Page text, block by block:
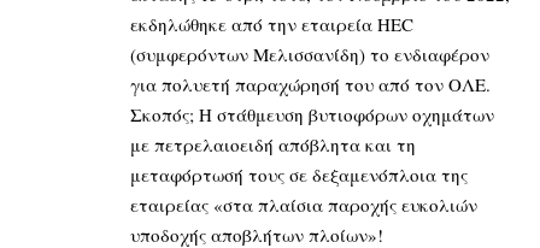
εκδηλώθηκε από την εταιρεία ΗΕC
(συμφερόντων Μελισσανίδη) το ενδιαφέρον
για πολυετή παραχώρησή του από τον ΟΛΕ.
Σκοπός; Η στάθμευση βυτιοφόρων οχημάτων
με πετρελαιοειδή απόβλητα και τη
μεταφόρτωσή τους σε δεξαμενόπλοια της
εταιρείας «στα πλαίσια παροχής ευκολιών
υποδοχής αποβλήτων πλοίων»!